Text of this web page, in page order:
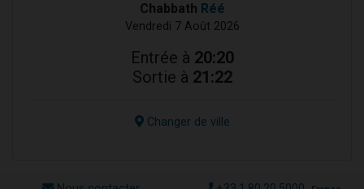
Chabbath Réé
Vendredi 7 Août 2026
Entrée à 20:20
Sortie à 21:22
Changer de ville